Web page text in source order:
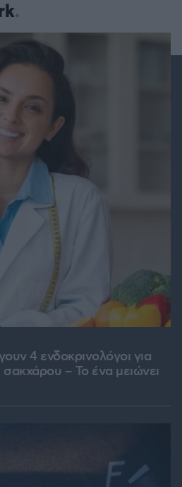
4 ενδοκρινολόγοι για
– Το ένα μειώνει